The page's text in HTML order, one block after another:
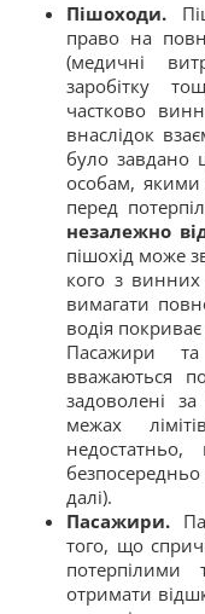
Пішоходи.
право на
(медичні
заробітку
частково
внаслідок
було завдано
особам, якими
перед
незалежно
пішохід може
кого з винних
вимагати
водія
Пасажири
вважаються
задоволені
межах
далі).
Пасажири.
того, що
отримати